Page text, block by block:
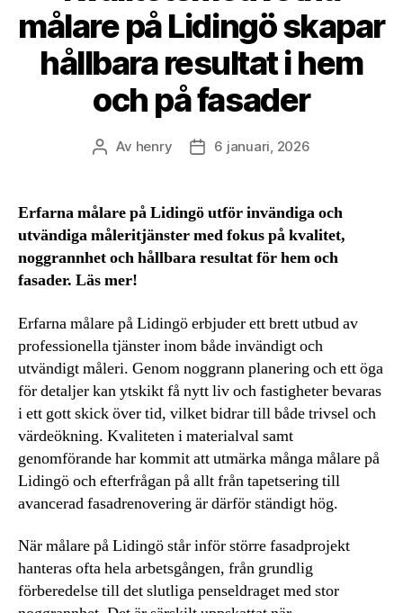
målare på Lidingö skapar
hållbara resultat i hem
och på fasader
Inläggsförfattare
Av henry Inläggsdatum
6 januari, 2026
Erfarna målare på Lidingö utför invändiga och
utvändiga måleritjänster med fokus på kvalitet,
noggrannhet och hållbara resultat för hem och
fasader. Läs mer!
Erfarna målare på Lidingö erbjuder ett brett utbud av
professionella tjänster inom både invändigt och
utvändigt måleri. Genom noggrann planering och ett öga
för detaljer kan ytskikt få nytt liv och fastigheter bevaras
i ett gott skick över tid, vilket bidrar till både trivsel och
värdeökning. Kvaliteten i materialval samt
genomförande har kommit att utmärka många målare på
Lidingö och efterfrågan på allt från tapetsering till
avancerad fasadrenovering är därför ständigt hög.
När målare på Lidingö står inför större fasadprojekt
hanteras ofta hela arbetsgången, från grundlig
förberedelse till det slutliga penseldraget med stor